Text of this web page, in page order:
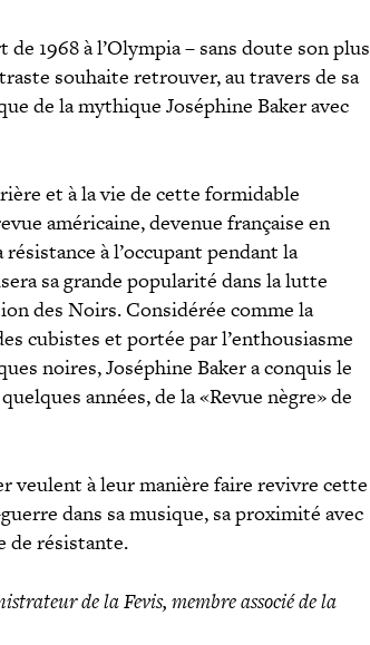
1968 à l’Olympia – sans doute son plus
souhaite retrouver, au travers de sa
de la mythique Joséphine Baker avec
et à la vie de cette formidable
américaine, devenue française en
à l’occupant pendant la
sa grande popularité dans la lutte
des Noirs. Considérée comme la
cubistes et portée par l’enthousiasme
noires, Joséphine Baker a conquis le
années, de la «Revue nègre» de
veulent à leur manière faire revivre cette
dans sa musique, sa proximité avec
de résistante.
de la Fevis, membre associé de la